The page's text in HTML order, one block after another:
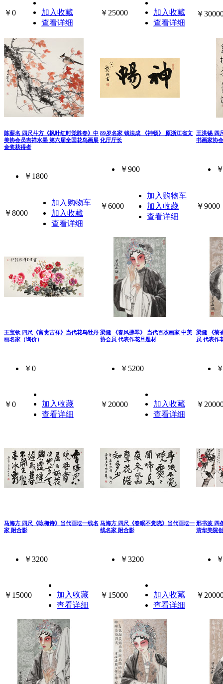
￥0
加入收藏
查看详细
￥25000
加入收藏
查看详细
￥
陈薪名 四尺斗方《枫叶红时觉胜春》中
美协会员吉祥水墨 第六届全国花鸟画展
金奖获得者
￥1800
￥8000
加入购物车
加入收藏
查看详细
89岁名家 钱法成 《神畅》 原浙江省文
化厅厅长
￥900
￥6000
加入购物车
加入收藏
查看详细
王洪锡 四
书画家协
￥9000
王宝钦 四尺《富贵吉祥》当代花鸟牡丹
画名家（询价）
￥0
￥0
加入收藏
查看详细
梁健 《春风拂翠》 当代百杰画家 中美
协会员 代表作花旦题材
￥5200
￥20000
加入收藏
查看详细
梁健 《菊
员 代表作
￥
马海方 四尺《咏梅诗》当代画坛一线名
家 附合影
￥3200
￥15000
加入收藏
查看详细
马海方 四尺《春眠不觉晓》当代画坛一
线名家 附合影
￥3200
￥15000
加入收藏
查看详细
邢书波 四
清华美院
￥